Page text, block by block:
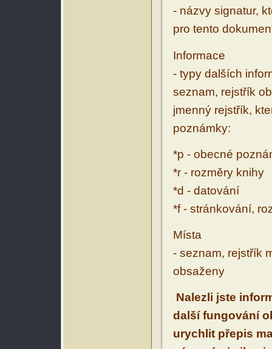
- názvy signatur,
pro tento
Informace
- typy dalších
seznam, rejstřík
jmenný rejstřík,
poznámky:
*p - obecné
*r - rozměry knihy
*d - datování
*f - stránkování,
Místa
- seznam, rejstřík
obsaženy
Nalezli jste
další fungování
urychlit přepis